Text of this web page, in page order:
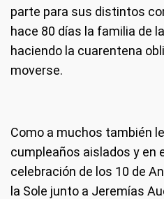
parte para sus distintos
hace 80 días la familia de
haciendo la cuarentena
moverse.
Como a muchos también
cumpleaños aislados y en
celebración de los 10 de
la Sole junto a Jeremías